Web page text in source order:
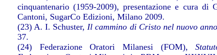
cinquantenario (1959-2009), presentazione e cura di
Cantoni, SugarCo Edizioni, Milano 2009.
(23) A. I. Schuster, Il cammino di Cristo nel nuovo anno
37.
(24) Federazione Oratori Milanesi (FOM),